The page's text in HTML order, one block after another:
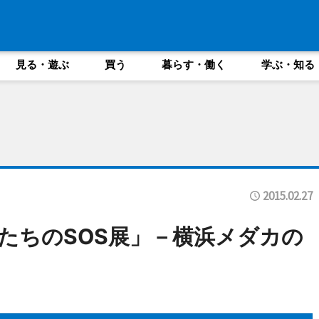
見る・遊ぶ 買う 暮らす・働く 学ぶ・知る
2015.02.27
ちのSOS展」－横浜メダカの